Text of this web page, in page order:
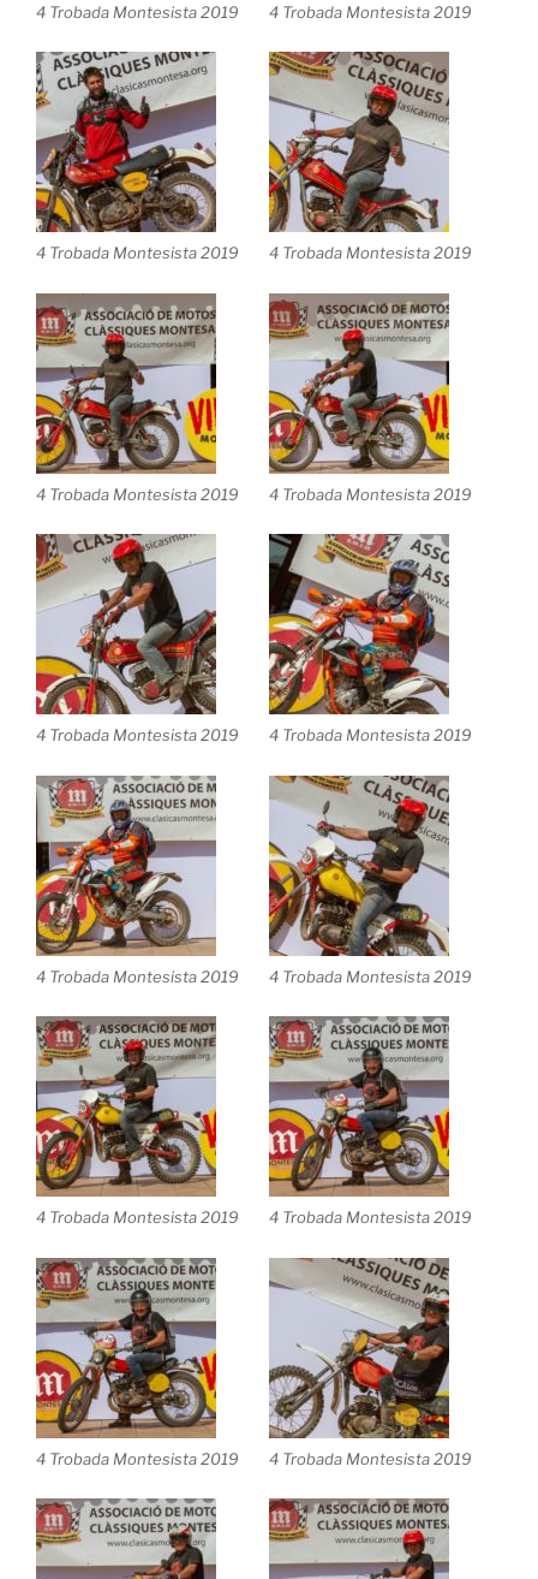
4 Trobada Montesista 2019 4 Trobada Montesista 2019
4 Trobada Montesista 2019 4 Trobada Montesista 2019
4 Trobada Montesista 2019 4 Trobada Montesista 2019
4 Trobada Montesista 2019 4 Trobada Montesista 2019
4 Trobada Montesista 2019 4 Trobada Montesista 2019
4 Trobada Montesista 2019 4 Trobada Montesista 2019
4 Trobada Montesista 2019 4 Trobada Montesista 2019